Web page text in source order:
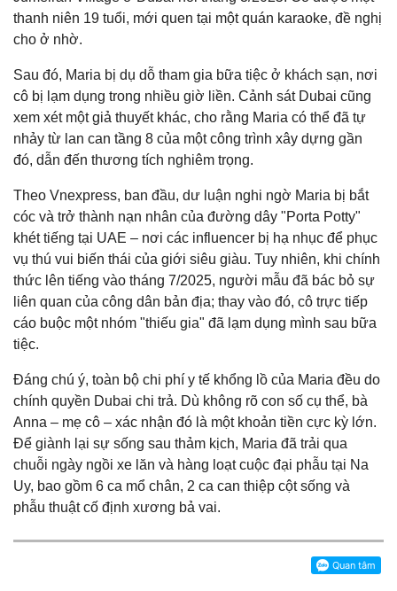
thanh niên 19 tuổi, mới quen tại một quán karaoke, đề nghị
cho ở nhờ.
Sau đó, Maria bị dụ dỗ tham gia bữa tiệc ở khách sạn, nơi
cô bị lạm dụng trong nhiều giờ liền. Cảnh sát Dubai cũng
xem xét một giả thuyết khác, cho rằng Maria có thể đã tự
nhảy từ lan can tầng 8 của một công trình xây dựng gần
đó, dẫn đến thương tích nghiêm trọng.
Theo Vnexpress, ban đầu, dư luận nghi ngờ Maria bị bắt
cóc và trở thành nạn nhân của đường dây "Porta Potty"
khét tiếng tại UAE – nơi các influencer bị hạ nhục để phục
vụ thú vui biến thái của giới siêu giàu. Tuy nhiên, khi chính
thức lên tiếng vào tháng 7/2025, người mẫu đã bác bỏ sự
liên quan của công dân bản địa; thay vào đó, cô trực tiếp
cáo buộc một nhóm "thiếu gia" đã lạm dụng mình sau bữa
tiệc.
Đáng chú ý, toàn bộ chi phí y tế khổng lồ của Maria đều do
chính quyền Dubai chi trả. Dù không rõ con số cụ thể, bà
Anna – mẹ cô – xác nhận đó là một khoản tiền cực kỳ lớn.
Để giành lại sự sống sau thảm kịch, Maria đã trải qua
chuỗi ngày ngồi xe lăn và hàng loạt cuộc đại phẫu tại Na
Uy, bao gồm 6 ca mổ chân, 2 ca can thiệp cột sống và
phẫu thuật cố định xương bả vai.